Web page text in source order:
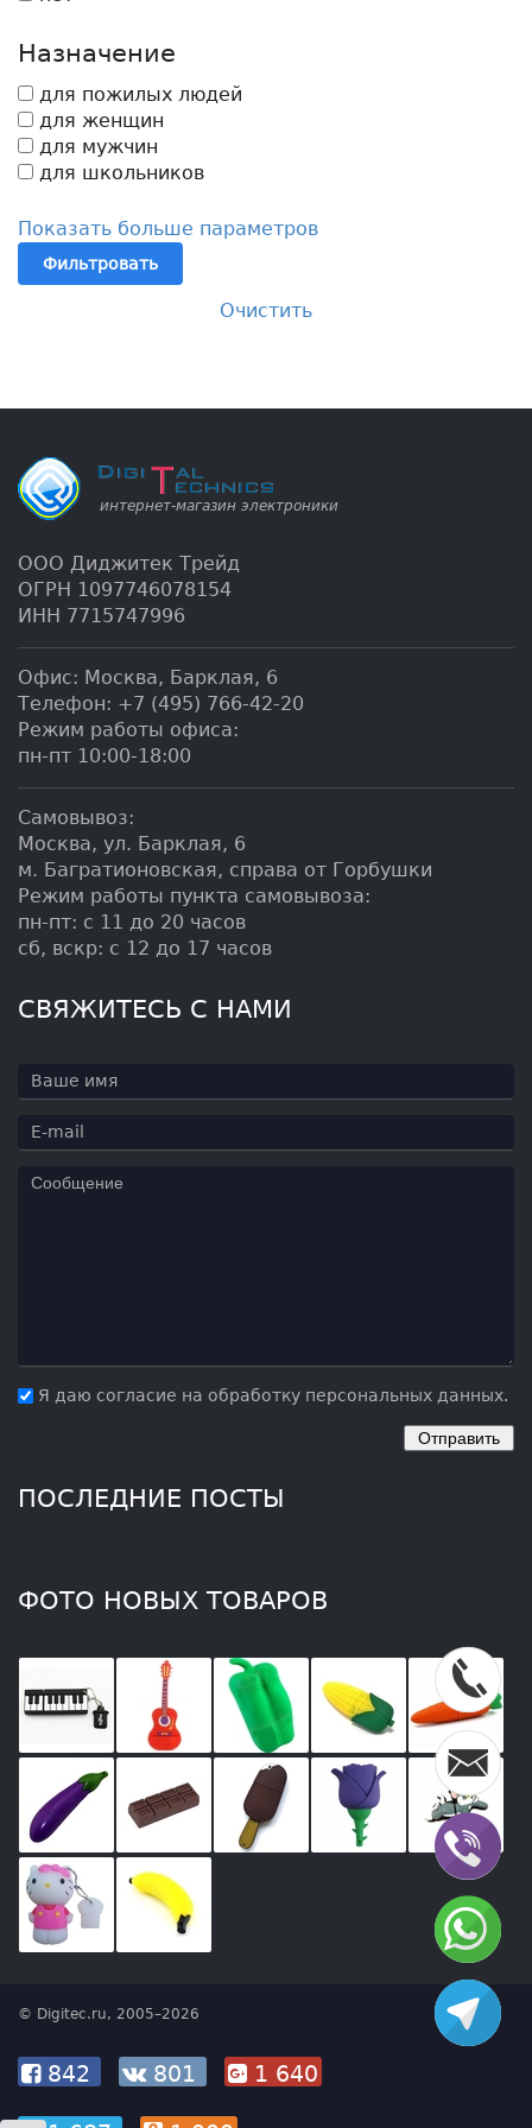
Назначение
для пожилых людей
для женщин
для мужчин
для школьников
Показать больше параметров
Фильтровать
Очистить
ООО Диджитек Трейд
ОГРН 1097746078154
ИНН 7715747996
Офис: Москва, Барклая, 6
Телефон: +7 (495) 766-42-20
Режим работы офиса:
пн-пт 10:00-18:00
Самовывоз:
Москва, ул. Барклая, 6
м. Багратионовская, справа от Горбушки
Режим работы пункта самовывоза:
пн-пт: с 11 до 20 часов
сб, вскр: с 12 до 17 часов
СВЯЖИТЕСЬ С НАМИ
Я даю согласие на обработку персональных данных.
ПОСЛЕДНИЕ ПОСТЫ
ФОТО НОВЫХ ТОВАРОВ
© Digitec.ru, 2005–2026
842 801 1 640